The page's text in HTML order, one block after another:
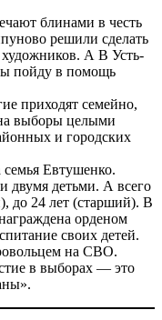
блинами в честь
решили сделать
А В Усть-
пойду в помощь
приходят семейно,
выборы целыми
и городских
Евтушенко.
двумя детьми. А всего
до 24 лет (старший). В
орденом
своих детей.
на СВО.
в выборах — это